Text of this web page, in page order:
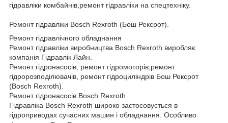
гідравліки комбайнів,ремонт гідравліки на спецтехніку.
Ремонт гідравліки Bosch Rexroth (Бош Рексрот).
Ремонт гідравлічного обладнання
Ремонт гідравліки виробництва Bosch Rexroth виробляє
компанія Гідравлік Лайн.
Ремонт гідронасосів, ремонт гідромоторів,ремонт
гідророзподілювачів, ремонт гідроциліндрів Бош Рексрот
(Bosch Rexroth).
Ремонт гідронасосів Bosch Rexroth
Гідравліка Bosch Rexroth широко застосовується в
гідроприводах сучасних машин і обладнання. Особливо